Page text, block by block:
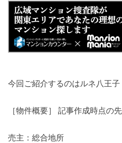
今回ご紹介するのはルネ八王子
［物件概要］ 記事作成時点の
売主：総合地所